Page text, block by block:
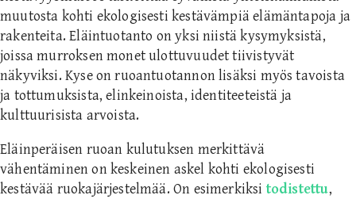
muutosta kohti ekologisesti kestävämpiä elämäntapoja ja
rakenteita. Eläintuotanto on yksi niistä kysymyksistä,
joissa murroksen monet ulottuvuudet tiivistyvät
näkyviksi. Kyse on ruoantuotannon lisäksi myös tavoista
ja tottumuksista, elinkeinoista, identiteeteistä ja
kulttuurisista arvoista.
Eläinperäisen ruoan kulutuksen merkittävä
vähentäminen on keskeinen askel kohti ekologisesti
kestävää ruokajärjestelmää. On esimerkiksi todistettu,